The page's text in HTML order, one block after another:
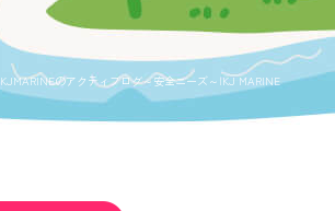
KJMARINEのアクティブログ～安全ニーズ～|KJ MARINE